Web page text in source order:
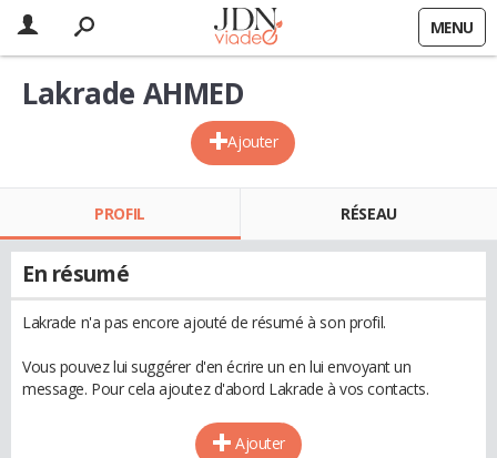
MENU
Ajouter
Lakrade AHMED
PROFIL RÉSEAU
En résumé
Lakrade n'a pas encore ajouté de résumé à son profil.
Vous pouvez lui suggérer d'en écrire un en lui envoyant un
message. Pour cela ajoutez d'abord Lakrade à vos contacts.
Ajouter